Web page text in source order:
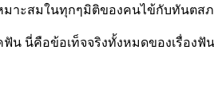
มาะสมในทุกๆมิติของคนไข้กับทันตสภ
นี่คือข้อเท็จจริงทั้งหมดของเรื่องฟัน